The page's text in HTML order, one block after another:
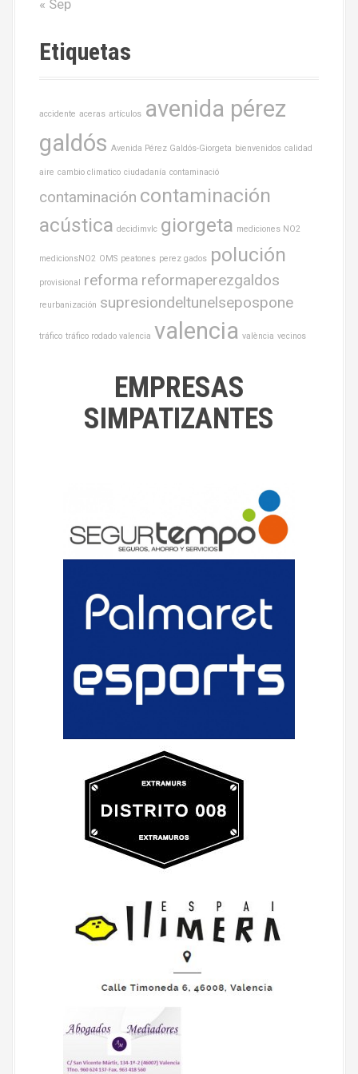
« Sep
Etiquetas
accidente aceras artículos avenida pérez
galdós Avenida Pérez Galdós-Giorgeta bienvenidos calidad
aire cambio climatico ciudadanía contaminació
contaminación contaminación
acústica decidimvlc giorgeta mediciones NO2
medicionsNO2 OMS peatones perez gados polución
provisional reforma reformaperezgaldos
reurbanización supresiondeltunelsepospone
tráfico tráfico rodado valencia valencia valència vecinos
EMPRESAS
SIMPATIZANTES